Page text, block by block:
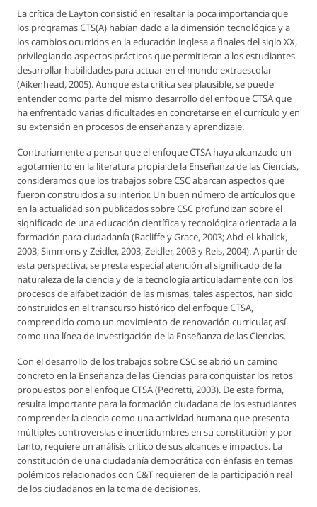
La crítica de Layton consistió en resaltar la poca importancia que
los programas CTS(A) habían dado a la dimensión tecnológica y a
los cambios ocurridos en la educación inglesa a finales del siglo XX,
privilegiando aspectos prácticos que permitieran a los estudiantes
desarrollar habilidades para actuar en el mundo extraescolar
(Aikenhead, 2005). Aunque esta crítica sea plausible, se puede
entender como parte del mismo desarrollo del enfoque CTSA que
ha enfrentado varias dificultades en concretarse en el currículo y en
su extensión en procesos de enseñanza y aprendizaje.
Contrariamente a pensar que el enfoque CTSA haya alcanzado un
agotamiento en la literatura propia de la Enseñanza de las Ciencias,
consideramos que los trabajos sobre CSC abarcan aspectos que
fueron construidos a su interior. Un buen número de artículos que
en la actualidad son publicados sobre CSC profundizan sobre el
significado de una educación científica y tecnológica orientada a la
formación para ciudadanía (Racliffe y Grace, 2003; Abd-el-khalick,
2003; Simmons y Zeidler, 2003; Zeidler, 2003 y Reis, 2004). A partir de
esta perspectiva, se presta especial atención al significado de la
naturaleza de la ciencia y de la tecnología articuladamente con los
procesos de alfabetización de las mismas, tales aspectos, han sido
construidos en el transcurso histórico del enfoque CTSA,
comprendido como un movimiento de renovación curricular, así
como una línea de investigación de la Enseñanza de las Ciencias.
Con el desarrollo de los trabajos sobre CSC se abrió un camino
concreto en la Enseñanza de las Ciencias para conquistar los retos
propuestos por el enfoque CTSA (Pedretti, 2003). De esta forma,
resulta importante para la formación ciudadana de los estudiantes
comprender la ciencia como una actividad humana que presenta
múltiples controversias e incertidumbres en su constitución y por
tanto, requiere un análisis crítico de sus alcances e impactos. La
constitución de una ciudadanía democrática con énfasis en temas
polémicos relacionados con C&T requieren de la participación real
de los ciudadanos en la toma de decisiones.